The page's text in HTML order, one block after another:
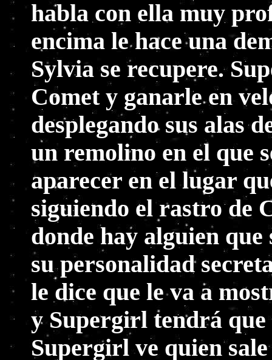
habla con ella muy
encima le hace una
Sylvia se recupere.
Comet y ganarle en
desplegando sus alas
un remolino en el que
aparecer en el lugar
siguiendo el rastro de
donde hay alguien que
su personalidad
le dice que le va a
y Supergirl tendrá que
Supergirl ve quien